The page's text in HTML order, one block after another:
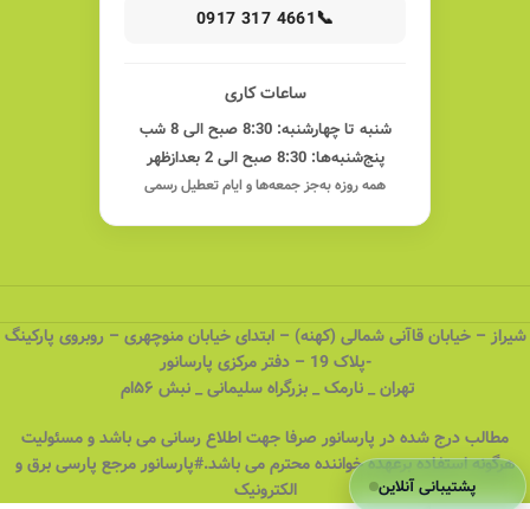
📞
0917 317 4661
ساعات کاری
شنبه تا چهارشنبه: 8:30 صبح الی 8 شب
پنج‌شنبه‌ها: 8:30 صبح الی 2 بعدازظهر
همه روزه به‌جز جمعه‌ها و ایام تعطیل رسمی
شیراز – خیابان قاآنی شمالی (کهنه) – ابتدای خیابان منوچهری – روبروی پارکینگ
-پلاک 19 – دفتر مرکزی پارسانور
تهران _ نارمک _ بزرگراه سلیمانی _ نبش ۵۶ام
مطالب درج شده در پارسانور صرفا جهت اطلاع رسانی می باشد و مسئولیت
هرگونه استفاده برعهده خواننده محترم می باشد.#پارسانور مرجع پارسی برق و
الکترونیک
پشتیبانی آنلاین